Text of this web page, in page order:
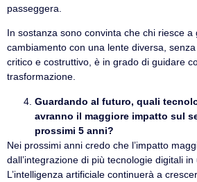
passeggera.
In sostanza sono convinta che chi riesce a
cambiamento con una lente diversa,
critico e costruttivo, è in grado di guidare
trasformazione.
Guardando al futuro, quali
avranno il maggiore impatto sul
prossimi 5 anni?
Nei prossimi anni credo che l’impatto
dall’integrazione di più tecnologie digitali in
L’intelligenza artificiale continuerà a